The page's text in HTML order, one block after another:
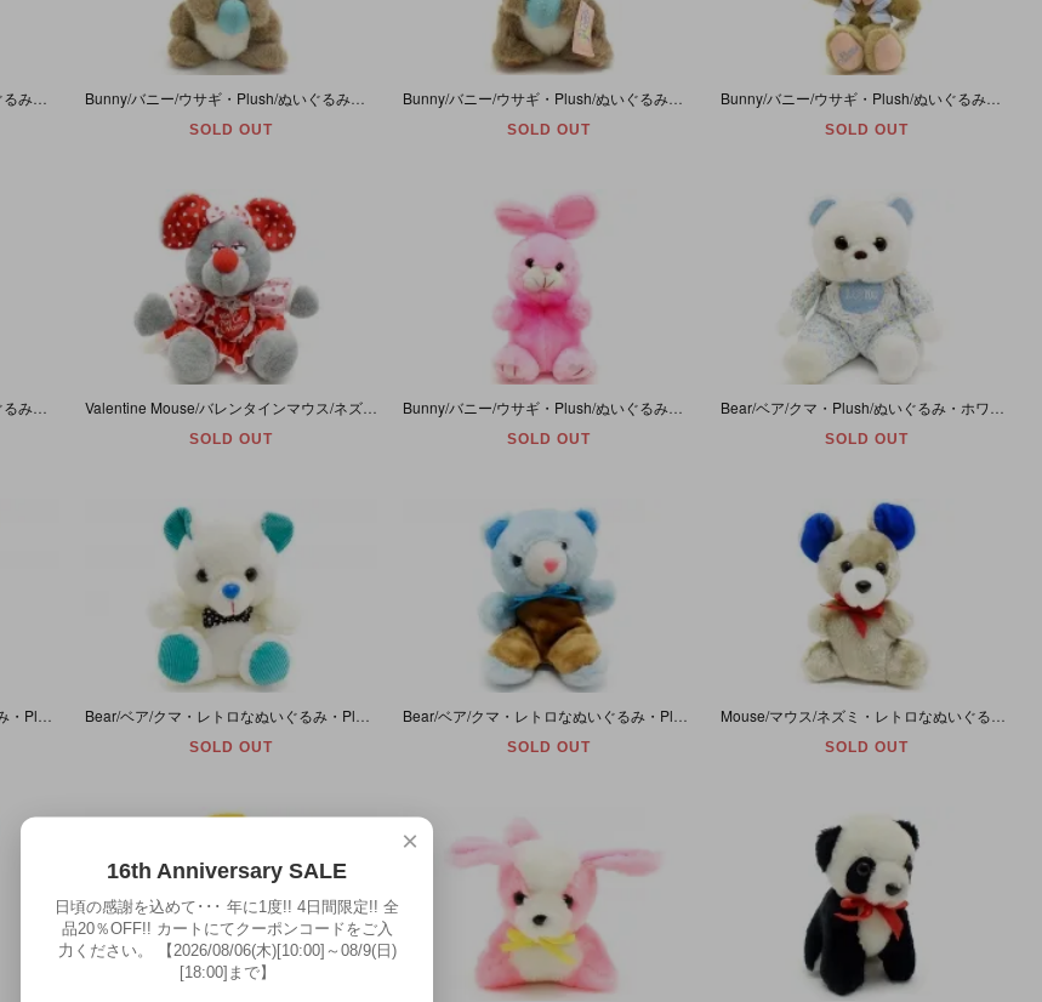
Bunny/バニー/ウサギ・Plush/ぬいぐるみ・ジョイント付き・ホワイト・(耳除く)高さ約18cm (足を伸ばした状態で耳含む)全長35cm・applause Bunny/バニー/ウサギ・Plush/ぬいぐるみ・Easter/イースター・ブラウン×ホワイト・(耳除く)高さ約33cm・applause・1988年
SOLD OUT
Bunny/バニー/ウサギ・Plush/ぬいぐるみ・Easter/イースター・TRIXIE・ブラウン×ホワイト・(耳除く)高さ約20cm・applause・1988年
SOLD OUT
Bunny/バニー/ウサギ・Plush/ぬいぐるみ・Peter Cottontail/ピーターコットンテイル・(耳除く)高さ約16cm (耳先から足先まで)全長約36cm・applause・1990年
SOLD OUT
Bunny/バニー/ウサギ・Plush/ぬいぐるみ・Peter Cottontail/ピーターコットンテイル・(耳除く)高さ約12cm (耳先から足先まで)全長約25cm・applause・1990年 Valentine Mouse/バレンタインマウス/ネズミ・Plush/ぬいぐるみ・(耳除く座った状態で)高さ約20cm
SOLD OUT
Bunny/バニー/ウサギ・Plush/ぬいぐるみ・ピンク・(耳除く)高さ約22cm・1992年
SOLD OUT SOLD OUT
SOLD OUT SOLD OUT SOLD OUT
×
16th Anniversary SALE
日頃の感謝を込めて･･･ 年に1度!! 4日間限定!! 全
品20％OFF!! カートにてクーポンコードをご入
力ください。 【2026/08/06(木)[10:00]～08/9(日)
[18:00]まで】